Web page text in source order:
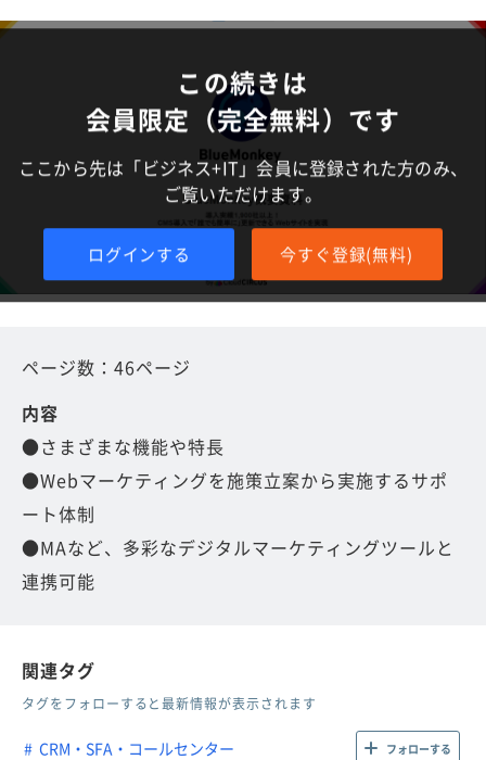
この続きは
会員限定（完全無料）です
ここから先は「ビジネス+IT」会員に登録された方のみ、
ご覧いただけます。
ログインする 今すぐ登録(無料)
ページ数：46ページ
内容
●さまざまな機能や特長
●Webマーケティングを施策立案から実施するサポ
ート体制
●MAなど、多彩なデジタルマーケティングツールと
連携可能
関連タグ
タグをフォローすると最新情報が表示されます
CRM・SFA・コールセンター フォローする